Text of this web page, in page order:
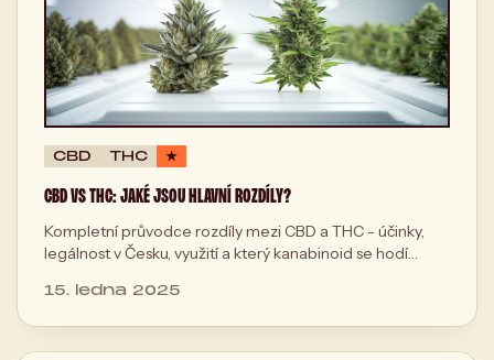
CBD THC ★
CBD VS THC: JAKÉ JSOU HLAVNÍ ROZDÍLY?
Kompletní průvodce rozdíly mezi CBD a THC - účinky,
legálnost v Česku, využití a který kanabinoid se hodí
15. ledna 2025